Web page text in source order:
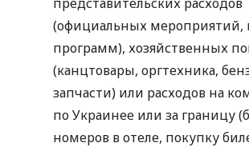
(официальных мероприятий,
программ), хозяйственных
(канцтовары, оргтехника,
запчасти) или расходов на
по Украинее или за границу
номеров в отеле, покупку